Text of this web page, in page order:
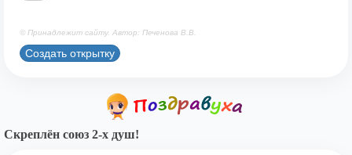
© Принадлежит сайту. Автор: Печенова В.В.
Создать открытку
Скреплён союз 2-х душ!